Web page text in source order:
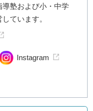
塾および小・中学
ています。
Instagram